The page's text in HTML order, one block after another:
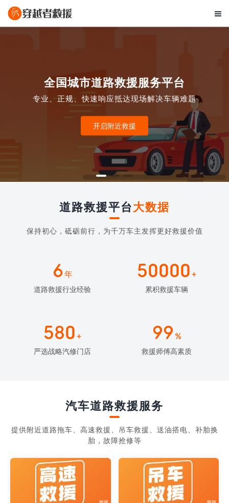

全国城市道路救援服务平台
专业、正规、快速响应抵达现场解决车辆难题
开启附近救援
道路救援平台大数据
保持初心，砥砺前行，为千万车主发挥更好救援价值
6年
道路救援行业经验
50000 +
累积救援车辆
580 +
严选战略汽修门店
99 %
救援师傅高素质
汽车道路救援服务
提供附近道路拖车、高速救援、吊车救援、送油搭电、补胎换
胎，故障抢修等